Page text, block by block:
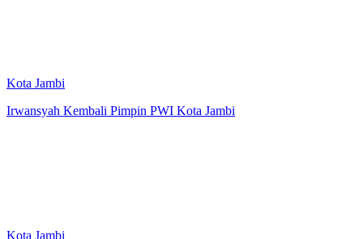
Kota Jambi
Irwansyah Kembali Pimpin PWI Kota Jambi
Kota Jambi